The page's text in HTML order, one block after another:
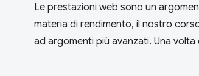
Le prestazioni web sono un
materia di rendimento, il nostro
ad argomenti più avanzati. Una